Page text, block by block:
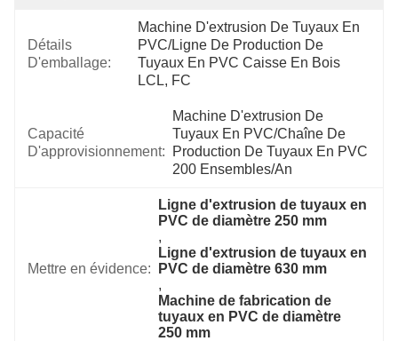
Détails
D'emballage:
Machine D'extrusion De Tuyaux En
PVC/ligne De Production De
Tuyaux En PVC Caisse En Bois
LCL, FC
Capacité
D'approvisionnement:
Machine D'extrusion De
Tuyaux En PVC/chaîne De
Production De Tuyaux En PVC
200 Ensembles/an
Mettre en évidence:
Ligne d'extrusion de tuyaux en
PVC de diamètre 250 mm
,
Ligne d'extrusion de tuyaux en
PVC de diamètre 630 mm
,
Machine de fabrication de
tuyaux en PVC de diamètre
250 mm